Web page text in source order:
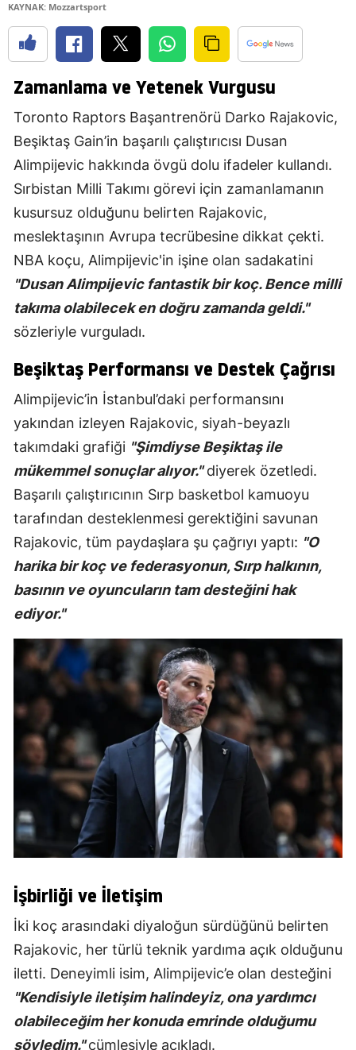
KAYNAK: Mozzartsport
Zamanlama ve Yetenek Vurgusu
Toronto Raptors Başantrenörü Darko Rajakovic,
Beşiktaş Gain’in başarılı çalıştırıcısı Dusan
Alimpijevic hakkında övgü dolu ifadeler kullandı.
Sırbistan Milli Takımı görevi için zamanlamanın
kusursuz olduğunu belirten Rajakovic,
meslektaşının Avrupa tecrübesine dikkat çekti.
NBA koçu, Alimpijevic'in işine olan sadakatini
"Dusan Alimpijevic fantastik bir koç. Bence milli
takıma olabilecek en doğru zamanda geldi."
sözleriyle vurguladı.
Beşiktaş Performansı ve Destek Çağrısı
Alimpijevic’in İstanbul’daki performansını
yakından izleyen Rajakovic, siyah-beyazlı
takımdaki grafiği "Şimdiyse Beşiktaş ile
mükemmel sonuçlar alıyor."diyerek özetledi.
Başarılı çalıştırıcının Sırp basketbol kamuoyu
tarafından desteklenmesi gerektiğini savunan
Rajakovic, tüm paydaşlara şu çağrıyı yaptı: "O
harika bir koç ve federasyonun, Sırp halkının,
basının ve oyuncuların tam desteğini hak
ediyor."
İşbirliği ve İletişim
İki koç arasındaki diyaloğun sürdüğünü belirten
Rajakovic, her türlü teknik yardıma açık olduğunu
iletti. Deneyimli isim, Alimpijevic’e olan desteğini
"Kendisiyle iletişim halindeyiz, ona yardımcı
olabileceğim her konuda emrinde olduğumu
söyledim."cümlesiyle açıkladı.